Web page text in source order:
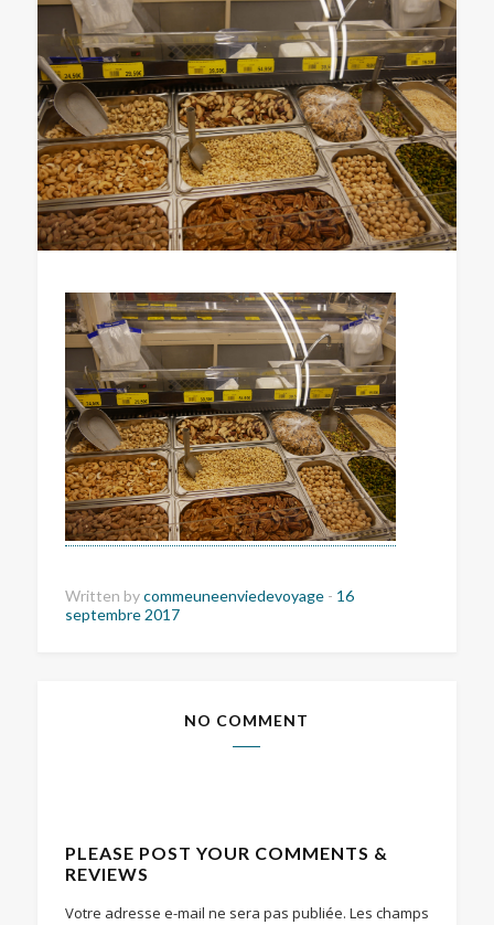
Written bycommeuneenviedevoyage - 16
septembre 2017
NO COMMENT
PLEASE POST YOUR COMMENTS &
REVIEWS
Votre adresse e-mail ne sera pas publiée. Les champs